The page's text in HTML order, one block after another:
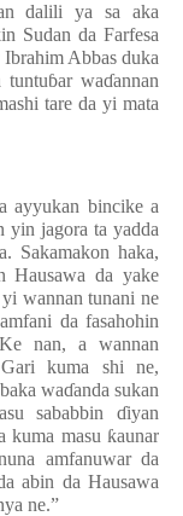
dalili ya sa aka
Sudan da Farfesa
Abbas duka
tuntuɓar waɗannan
tare da yi mata
ayyukan bincike a
yin jagora ta yadda
Sakamakon haka,
Hausawa da yake
wannan tunani ne
da fasahohin
nan, a wannan
kuma shi ne,
waɗanda sukan
sababbinɗiyan
kuma masu ƙaunar
amfanuwar da
abin da Hausawa
ne.”